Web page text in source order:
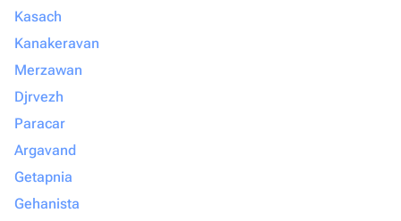
Kasach
Kanakeravan
Merzawan
Djrvezh
Paracar
Argavand
Getapnia
Gehanista